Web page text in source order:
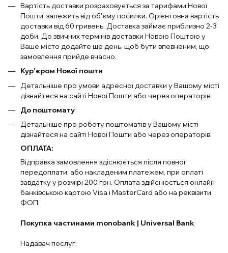
Вартість доставки розраховується за тарифами Нової
Пошти, залежить від об'єму посилки. Орієнтовна вартість
доставки від 60 гривень. Доставка займає приблизно 2-3
доби. До звичних термінів доставки Новою Поштою у
Ваше місто додайте ще день, щоб бути впевненим, що
замовлення прийде вчасно.
Кур'єром Нової пошти
Детальніше про умови адресної доставки у Вашому місті
дізнайтеся на сайті Нової Пошти або через операторів.
До поштомату
Детальніше про роботу поштоматів у Вашому місті
дізнайтеся на сайті Нової Пошти або через операторів.
ОПЛАТА:
Відправка замовлення здіснюється після повної
передоплати, або накладеним платежем, при оплаті
завдатку у розмірі 200 грн. Оплата здійснюється онлайн
банківською картою Visa і MasterCard або на реквізити
ФОП.
Покупка частинами monobank | Universal Bank
Надавач послуг: